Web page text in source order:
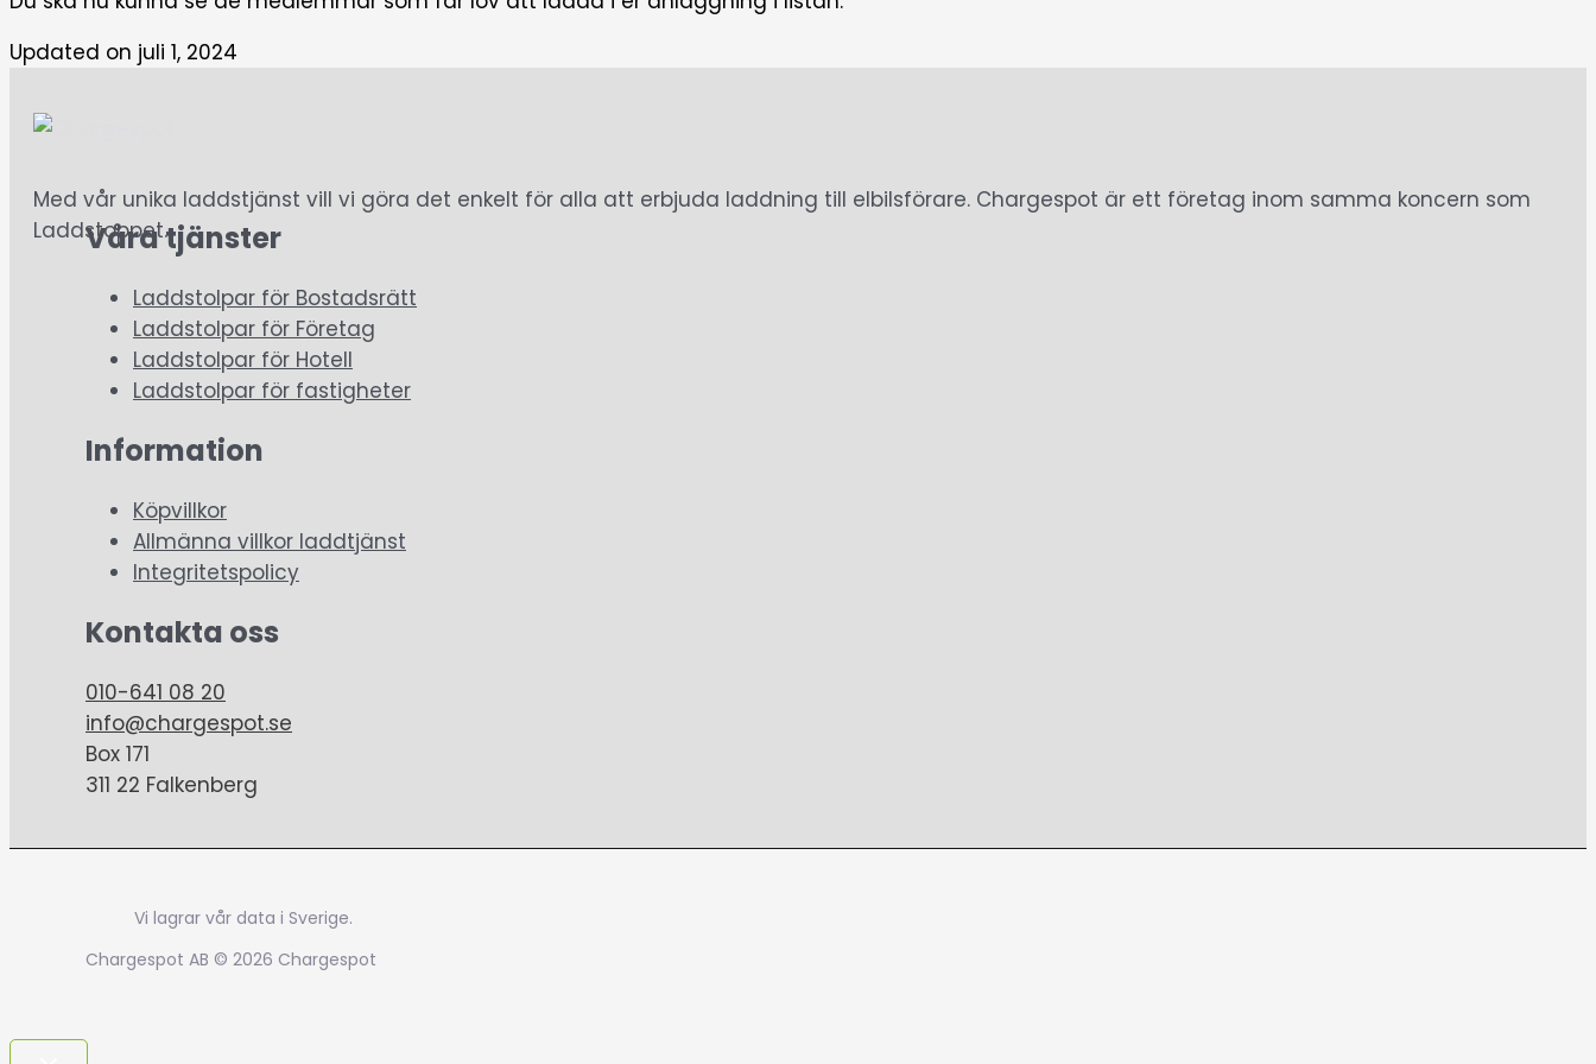
Updated on juli 1, 2024
Med vår unika laddstjänst vill vi göra det enkelt för alla att erbjuda laddning till elbilsförare. Chargespot är ett företag inom samma koncern som
Laddstoppet.
Våra tjänster
Laddstolpar för Bostadsrätt
Laddstolpar för Företag
Laddstolpar för Hotell
Laddstolpar för fastigheter
Information
Köpvillkor
Allmänna villkor laddtjänst
Integritetspolicy
Kontakta oss
010-641 08 20
info@chargespot.se
Box 171
311 22 Falkenberg
Vi lagrar vår data i Sverige.
Chargespot AB © 2026 Chargespot